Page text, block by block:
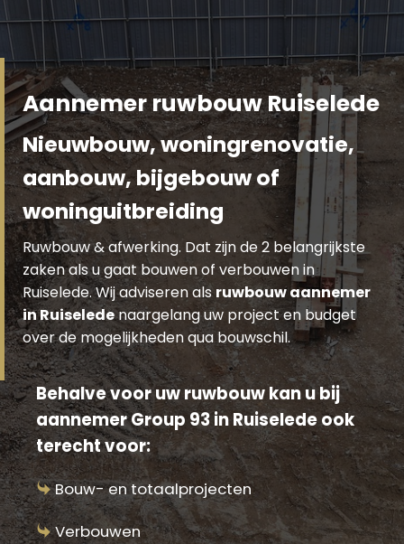
Aannemer ruwbouw Ruiselede
Nieuwbouw, woningrenovatie,
aanbouw, bijgebouw of
woninguitbreiding
Ruwbouw & afwerking. Dat zijn de 2 belangrijkste
zaken als u gaat bouwen of verbouwen in
Ruiselede. Wij adviseren alsruwbouw aannemer
in Ruiseledenaargelang uw project en budget
over de mogelijkheden qua bouwschil.
Behalve voor uw ruwbouw kan u bij
aannemer Group 93 in Ruiselede ook
terecht voor:
Bouw- en totaalprojecten
Verbouwen